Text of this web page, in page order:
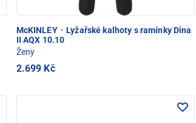
McKINLEY · Lyžařské kalhoty s ramínky Dina
II AQX 10.10
Ženy
2.699 Kč